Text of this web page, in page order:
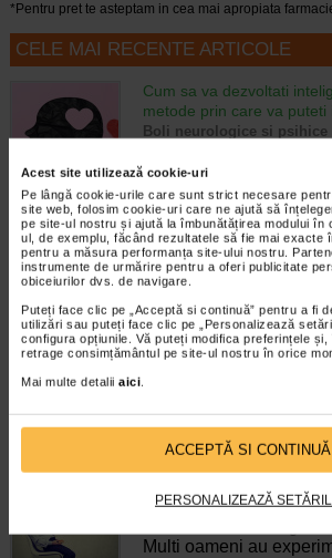
Acest site utilizează cookie-uri
Pe lângă cookie-urile care sunt strict necesare
site web, folosim cookie-uri care ne ajută să
pe site-ul nostru și ajută la îmbunătățirea modului în
ul, de exemplu, făcând rezultatele să fie mai exacte
pentru a măsura performanța site-ului nostru.
instrumente de urmărire pentru a oferi publicitate
obiceiurilor dvs. de navigare.
Puteți face clic pe „Acceptă si continuă” pentru a fi
utilizări sau puteți face clic pe „Personalizează
configura opțiunile. Vă puteți modifica preferințele
retrage consimțământul pe site-ul nostru în orice
Mai multe detalii aici.
ACCEPTĂ SI CONTINUĂ
PERSONALIZEAZĂ
*Pentru pret te asteptam in cea mai apropiata
CELE MAI RECENTE ARTICOLE
Cum sa va dezvoltati
metode prin care va puteti
Boli neurologice si psihice
capacitatea de a
propriile emotii, precum
In general, se spune ca
emotionala cuprinde cateva abilitati:…
Timp de citire:4 minute, 39 secunde
Sistem urinar
Enurezisul este
pierderea accidentala
Enurezisul este
4 minute, 32 secunde
Senzatia de prea plin:
cum o tratati
Multi oameni au